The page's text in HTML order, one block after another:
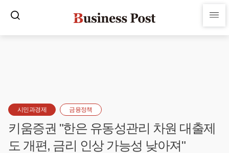
시민과경제 금융정책
키움증권 "한은 유동성관리 차원 대출제
도 개편, 금리 인상 가능성 낮아져"